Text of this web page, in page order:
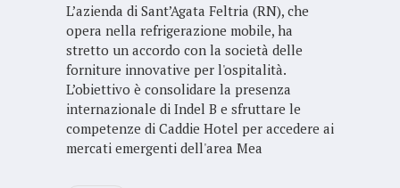
L’azienda di Sant’Agata Feltria (RN), che
opera nella refrigerazione mobile, ha
stretto un accordo con la società delle
forniture innovative per l'ospitalità.
L’obiettivo è consolidare la presenza
internazionale di Indel B e sfruttare le
competenze di Caddie Hotel per accedere ai
mercati emergenti dell'area Mea